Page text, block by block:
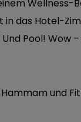
Wellness-
in das Hotel-
Pool! Wow